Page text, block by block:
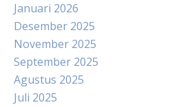
Januari 2026
Desember 2025
November 2025
September 2025
Agustus 2025
Juli 2025